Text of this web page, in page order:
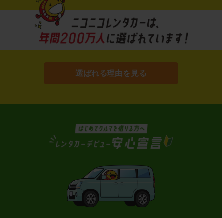
選ばれる理由を見る